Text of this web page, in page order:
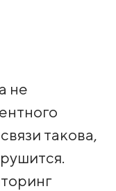
не
такова,